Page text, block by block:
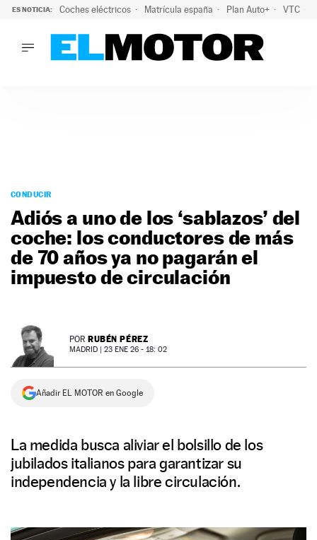
ES NOTICIA: Coches eléctricos Matrícula españa Plan Auto+ VTC
PODCAST
MOTOS
TECNOLOGÍA
SUPERCOCHES
MOTORTV
NEWSLETTER
CONDUCIR
Adiós a uno de los ‘sablazos’ del
coche: los conductores de más
de 70 años ya no pagarán el
impuesto de circulación
POR RUBÉN PÉREZ
MADRID | 23 ENE 26 - 18: 02
Añadir EL MOTOR en Google
La medida busca aliviar el bolsillo de los
jubilados italianos para garantizar su
independencia y la libre circulación.